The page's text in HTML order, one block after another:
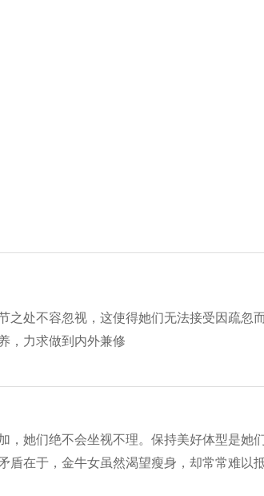
之处不容忽视，这使得她们无法接受因疏忽
，力求做到内外兼修
，她们绝不会坐视不理。保持美好体型是她
盾在于，金牛女虽然渴望瘦身，却常常难以